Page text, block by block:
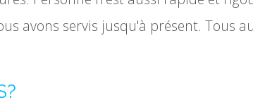
avons servis jusqu'à présent. Tous